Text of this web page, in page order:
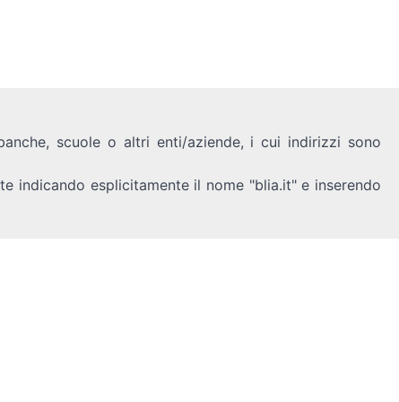
scuole o altri enti/aziende, i cui indirizzi sono
indicando esplicitamente il nome "blia.it" e inserendo